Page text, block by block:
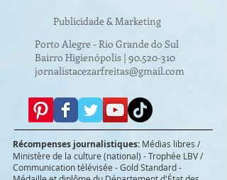
Publicidade & Marketing
Porto Alegre - Rio Grande do Sul
Bairro Higienópolis | 90.520-310
jornalistacezarfreitas@gmail.com
Récompenses journalistiques: Médias libres /
Ministère de la culture (national) - Trophée LBV /
Communication télévisée - Gold Standard -